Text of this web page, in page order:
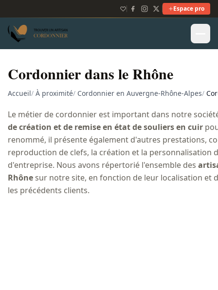
Espace pro
Cordonnier dans le Rhône
Accueil/ À proximité/ Cordonnier en Auvergne-Rhône-Alpes/
Le métier de cordonnier est important dans notre
de création et de remise en état de souliers en cuir
renommé, il présente également d'autres prestations,
reproduction de clefs, la création et la personnalisation
d'entreprise. Nous avons répertorié l'ensemble des
Rhônesur notre site, en fonction de leur localisation et
les précédents clients.